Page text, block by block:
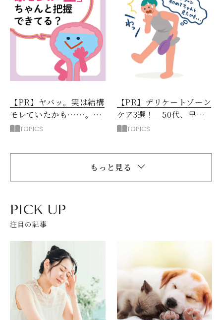
【PR】ヤバッ。実は結構
モレていたかも……。自
身の尿モレ量をチェッ
TOPICS
【PR】デリケートゾーン
ケア3選！ 50代、早め
に始めると良いことずく
TOPICS
もっと見る
PICK UP
注目の記事